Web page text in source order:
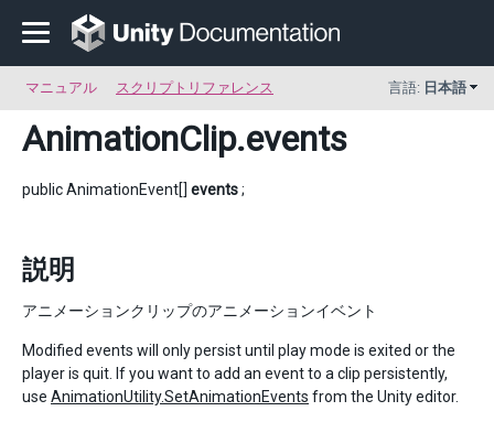
マニュアル スクリプトリファレンス 言語: 日本語
AnimationClip.events
public AnimationEvent[] events;
説明
アニメーションクリップのアニメーションイベント
Modified events will only persist until play mode is exited or the
player is quit. If you want to add an event to a clip persistently,
use AnimationUtility.SetAnimationEvents from the Unity editor.